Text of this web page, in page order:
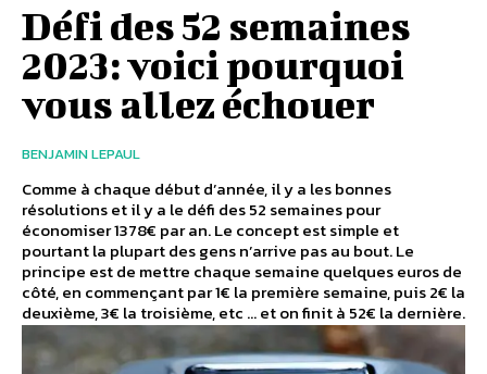
Défi des 52 semaines
2023: voici pourquoi
vous allez échouer
BENJAMIN LEPAUL
Comme à chaque début d’année, il y a les bonnes
résolutions et il y a le défi des 52 semaines pour
économiser 1378€ par an. Le concept est simple et
pourtant la plupart des gens n’arrive pas au bout. Le
principe est de mettre chaque semaine quelques euros de
côté, en commençant par 1€ la première semaine, puis 2€ la
deuxième, 3€ la troisième, etc … et on finit à 52€ la dernière.